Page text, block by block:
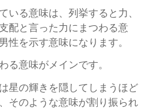
いる意味は、列挙すると力、
配と言った力にまつわる意
性を示す意味になります。
る意味がメインです。
星の輝きを隠してしまうほど
そのような意味が割り振られ